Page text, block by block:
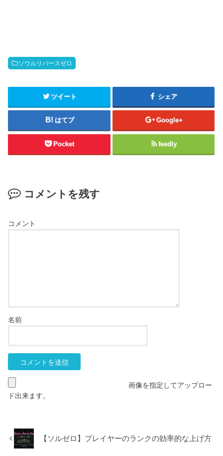
ソウルリバースゼロ
ツイート シェア
はてブ Google+
Pocket feedly
コメントを残す
コメント
名前
画像を指定してアップロー
ド出来ます。
【ソルゼロ】プレイヤーのランクの効率的な上げ方